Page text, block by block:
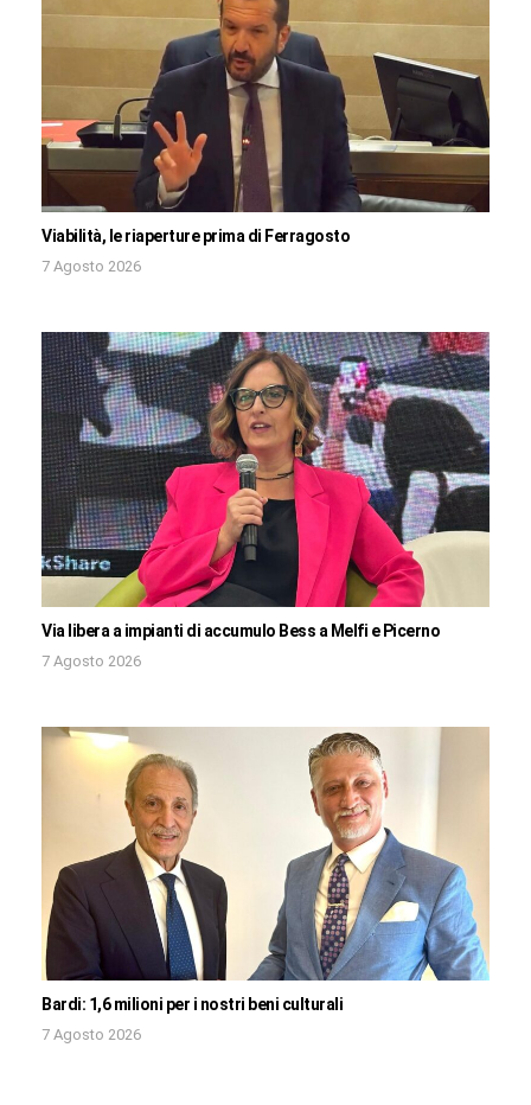
Viabilità, le riaperture prima di Ferragosto
7 Agosto 2026
Via libera a impianti di accumulo Bess a Melfi e Picerno
7 Agosto 2026
Bardi: 1,6 milioni per i nostri beni culturali
7 Agosto 2026